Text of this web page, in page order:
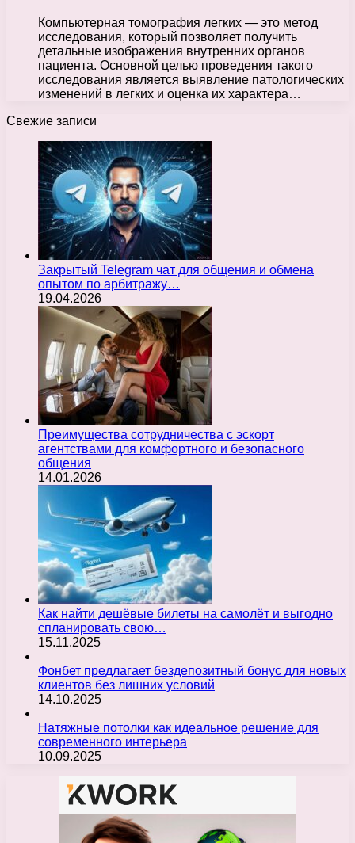
Компьютерная томография легких — это метод
исследования, который позволяет получить
детальные изображения внутренних органов
пациента. Основной целью проведения такого
исследования является выявление патологических
изменений в легких и оценка их характера…
Свежие записи
Закрытый Telegram чат для общения и обмена
опытом по арбитражу…
19.04.2026
Преимущества сотрудничества с эскорт
агентствами для комфортного и безопасного
общения
14.01.2026
Как найти дешёвые билеты на самолёт и выгодно
спланировать свою…
15.11.2025
Фонбет предлагает бездепозитный бонус для новых
клиентов без лишних условий
14.10.2025
Натяжные потолки как идеальное решение для
современного интерьера
10.09.2025